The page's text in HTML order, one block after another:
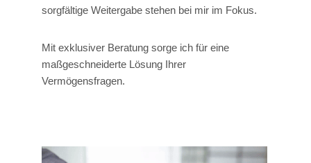
sorgfältige Weitergabe stehen bei mir im Fokus.
Mit exklusiver Beratung sorge ich für eine
maßgeschneiderte Lösung Ihrer
Vermögensfragen.